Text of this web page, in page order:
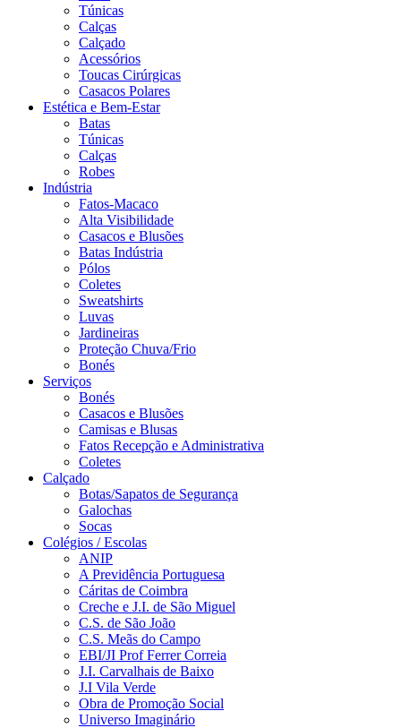
Túnicas
Calças
Calçado
Acessórios
Toucas Cirúrgicas
Casacos Polares
Estética e Bem-Estar
Batas
Túnicas
Calças
Robes
Indústria
Fatos-Macaco
Alta Visibilidade
Casacos e Blusões
Batas Indústria
Pólos
Coletes
Sweatshirts
Luvas
Jardineiras
Proteção Chuva/Frio
Bonés
Serviços
Bonés
Casacos e Blusões
Camisas e Blusas
Fatos Recepção e Administrativa
Coletes
Calçado
Botas/Sapatos de Segurança
Galochas
Socas
Colégios / Escolas
ANIP
A Previdência Portuguesa
Cáritas de Coimbra
Creche e J.I. de São Miguel
C.S. de São João
C.S. Meãs do Campo
EBI/JI Prof Ferrer Correia
J.I. Carvalhais de Baixo
J.I Vila Verde
Obra de Promoção Social
Universo Imaginário